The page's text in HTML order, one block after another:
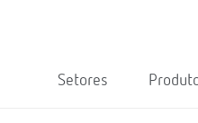
Setores